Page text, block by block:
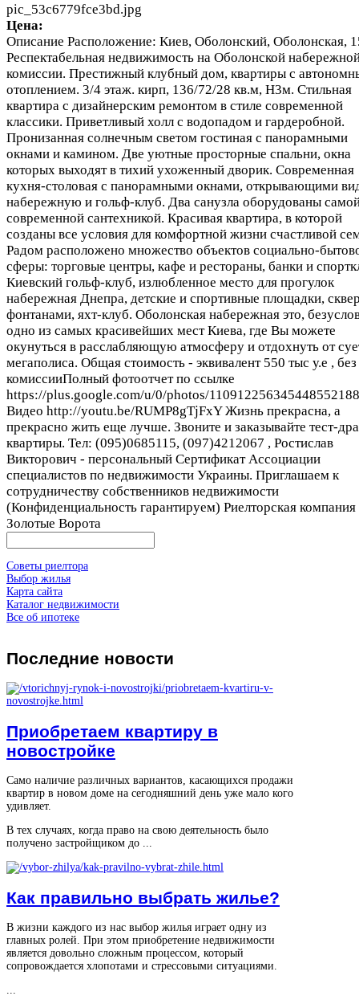
pic_53c6779fce3bd.jpg
Цена:
Описание Расположение: Киев, Оболонский, Оболонская,
Респектабельная недвижимость на Оболонской
комиссии. Престижный клубный дом, квартиры с
отоплением. 3/4 этаж. кирп, 136/72/28 кв.м, Н3м. Стильная
квартира с дизайнерским ремонтом в стиле современной
классики. Приветливый холл с водопадом и гардеробной.
Пронизанная солнечным светом гостиная с панорамными
окнами и камином. Две уютные просторные спальни, окна
которых выходят в тихий ухоженный дворик. Современная
кухня-столовая с панорамными окнами, открывающими
набережную и гольф-клуб. Два санузла оборудованы
современной сантехникой. Красивая квартира, в которой
созданы все условия для комфортной жизни счастливой
Радом расположено множество объектов социально-
сферы: торговые центры, кафе и рестораны, банки и
Киевский гольф-клуб, излюбленное место для прогулок
набережная Днепра, детские и спортивные площадки,
фонтанами, яхт-клуб. Оболонская набережная это,
одно из самых красивейших мест Киева, где Вы можете
окунуться в расслабляющую атмосферу и отдохнуть от
мегаполиса. Общая стоимость - эквивалент 550 тыс у.е , без
комиссииПолный фотоотчет по ссылке
https://plus.google.com/u/0/photos/
Видео http://youtu.be/RUMP8gTjFxY Жизнь прекрасна, а
прекрасно жить еще лучше. Звоните и заказывайте тест-
квартиры. Тел: (095)0685115, (097)4212067 , Ростислав
Викторович - персональный Сертификат Ассоциации
специалистов по недвижимости Украины. Приглашаем к
сотрудничеству собственников недвижимости
(Конфиденциальность гарантируем) Риелторская компания
Золотые Ворота
Советы риелтора
Выбор жилья
Карта сайта
Каталог недвижимости
Все об ипотеке
Последние новости
Приобретаем квартиру в
новостройке
Само наличие различных вариантов, касающихся продажи
квартир в новом доме на сегодняшний день уже мало кого
удивляет.
В тех случаях, когда право на свою деятельность было
получено застройщиком до ...
Как правильно выбрать жилье?
В жизни каждого из нас выбор жилья играет одну из
главных ролей. При этом приобретение недвижимости
является довольно сложным процессом, который
сопровождается хлопотами и стрессовыми ситуациями.
...